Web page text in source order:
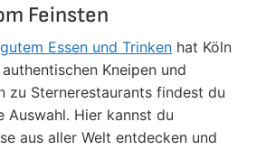
Feinsten
Essen und Trinken hat Köln
Kneipen und
zu Sternerestaurants findest du
Auswahl. Hier kannst du
aus aller Welt entdecken und